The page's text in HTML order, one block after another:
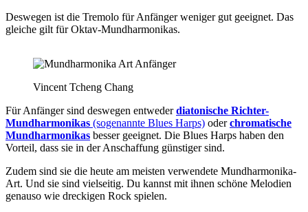
Deswegen ist die Tremolo für Anfänger weniger gut geeignet. Das
gleiche gilt für Oktav-Mundharmonikas.
Vincent Tcheng Chang
Für Anfänger sind deswegen entwederdiatonische Richter-
Mundharmonikas (sogenannte Blues Harps) oderchromatische
Mundharmonikas besser geeignet. Die Blues Harps haben den
Vorteil, dass sie in der Anschaffung günstiger sind.
Zudem sind sie die heute am meisten verwendete Mundharmonika-
Art. Und sie sind vielseitig. Du kannst mit ihnen schöne Melodien
genauso wie dreckigen Rock spielen.